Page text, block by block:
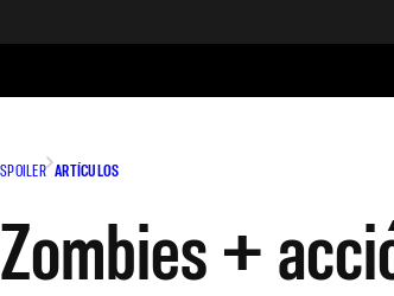
SPOILER ARTÍCULOS
Zombies +